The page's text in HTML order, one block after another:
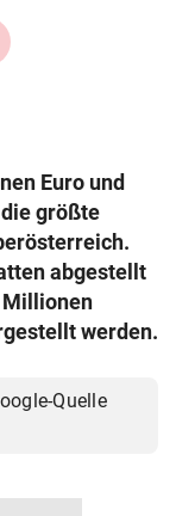
arrow_right
Euro und
größte
abgestellt
Millionen
werden.
Quelle